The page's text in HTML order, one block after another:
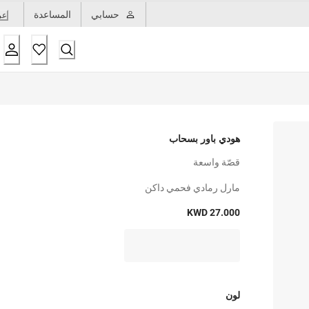
حسابي المساعدة
هودي باور بسحاب
قصّة واسعة
مارل رمادي فحمي داكن
KWD 27.000
لون